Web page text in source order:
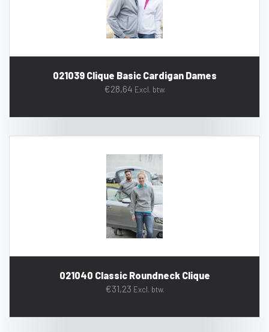
021039 Clique Basic Cardigan Dames
€28,64 Excl. btw.
021040 Classic Roundneck Clique
€31,23 Excl. btw.